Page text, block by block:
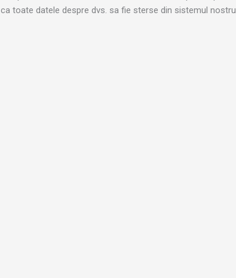
toate datele despre dvs. sa fie sterse din sistemul